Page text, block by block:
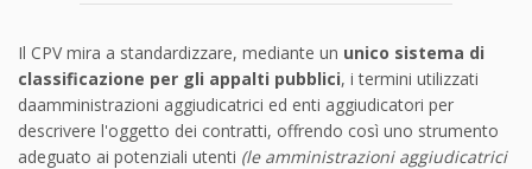
Il CPV mira a standardizzare, mediante un unico sistema di
classificazione per gli appalti pubblici, i termini utilizzati
daamministrazioni aggiudicatrici ed enti aggiudicatori per
descrivere l'oggetto dei contratti, offrendo così uno strumento
adeguato ai potenziali utenti (le amministrazioni aggiudicatrici